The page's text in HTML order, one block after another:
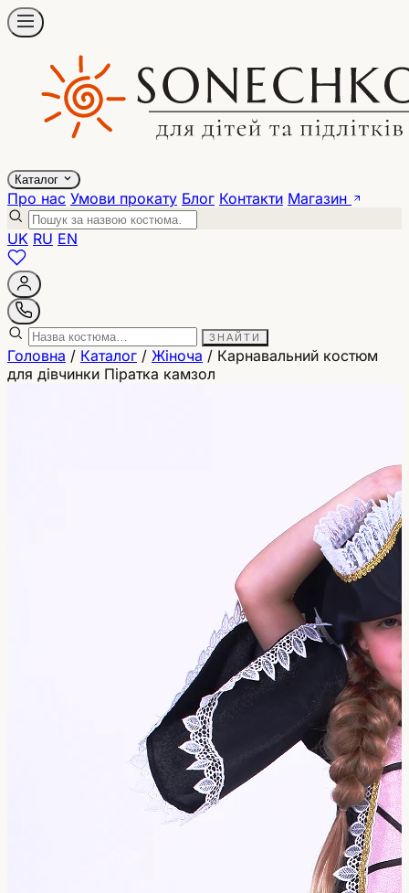
Каталог
Про нас Умови прокату Блог Контакти Магазин
UK RU EN
ЗНАЙТИ
Головна / Каталог / Жіноча / Карнавальний костюм
для дівчинки Піратка камзол